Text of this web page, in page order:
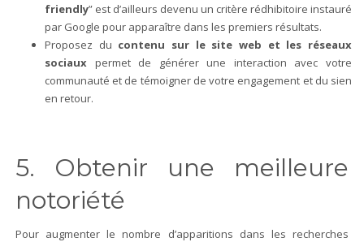
friendly” est d’ailleurs devenu un critère rédhibitoire instauré
par Google pour apparaître dans les premiers résultats.
Proposez du contenu sur le site web et les réseaux
sociaux permet de générer une interaction avec votre
communauté et de témoigner de votre engagement et du sien
en retour.
5. Obtenir une meilleure
notoriété
Pour augmenter le nombre d’apparitions dans les recherches